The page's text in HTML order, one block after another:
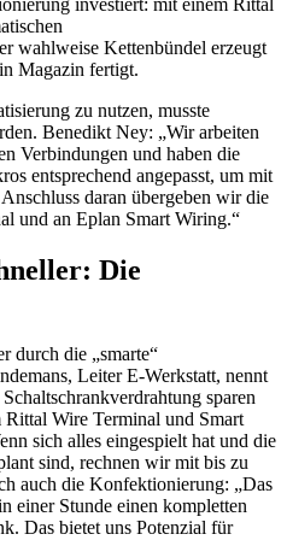
investiert: mit einem Rittal
wahlweise Kettenbündel erzeugt
Magazin fertigt.
zu nutzen, musste
Benedikt Ney: „Wir arbeiten
Verbindungen und haben die
entsprechend angepasst, um mit
daran übergeben wir die
und an Eplan Smart Wiring.“
Die
durch die „smarte“
Leiter E-Werkstatt, nennt
sparen
Wire Terminal und Smart
sich alles eingespielt hat und die
sind, rechnen wir mit bis zu
auch die Konfektionierung: „Das
einer Stunde einen kompletten
Das bietet uns Potenzial für